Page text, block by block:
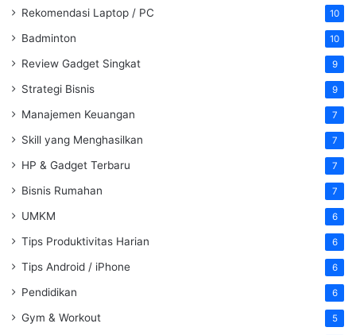
Rekomendasi Laptop / PC 10
Badminton 10
Review Gadget Singkat 9
Strategi Bisnis 9
Manajemen Keuangan 7
Skill yang Menghasilkan 7
HP & Gadget Terbaru 7
Bisnis Rumahan 7
UMKM 6
Tips Produktivitas Harian 6
Tips Android / iPhone 6
Pendidikan 6
Gym & Workout 5